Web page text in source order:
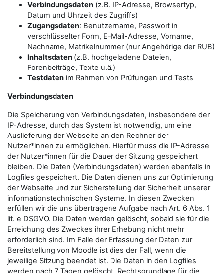
Verbindungsdaten (z.B. IP-Adresse, Browsertyp,
Datum und Uhrzeit des Zugriffs)
Zugangsdaten: Benutzername, Passwort in
verschlüsselter Form, E-Mail-Adresse, Vorname,
Nachname, Matrikelnummer (nur Angehörige der RUB)
Inhaltsdaten (z.B. hochgeladene Dateien,
Forenbeiträge, Texte u.ä.)
Testdaten im Rahmen von Prüfungen und Tests
Verbindungsdaten
Die Speicherung von Verbindungsdaten, insbesondere der
IP-Adresse, durch das System ist notwendig, um eine
Auslieferung der Webseite an den Rechner der
Nutzer*innen zu ermöglichen. Hierfür muss die IP-Adresse
der Nutzer*innen für die Dauer der Sitzung gespeichert
bleiben. Die Daten (Verbindungsdaten) werden ebenfalls in
Logfiles gespeichert. Die Daten dienen uns zur Optimierung
der Webseite und zur Sicherstellung der Sicherheit unserer
informationstechnischen Systeme. In diesen Zwecken
erfüllen wir die uns übertragene Aufgabe nach Art. 6 Abs. 1
lit. e DSGVO. Die Daten werden gelöscht, sobald sie für die
Erreichung des Zweckes ihrer Erhebung nicht mehr
erforderlich sind. Im Falle der Erfassung der Daten zur
Bereitstellung von Moodle ist dies der Fall, wenn die
jeweilige Sitzung beendet ist. Die Daten in den Logfiles
werden nach 7 Tagen gelöscht. Rechtsgrundlage für die